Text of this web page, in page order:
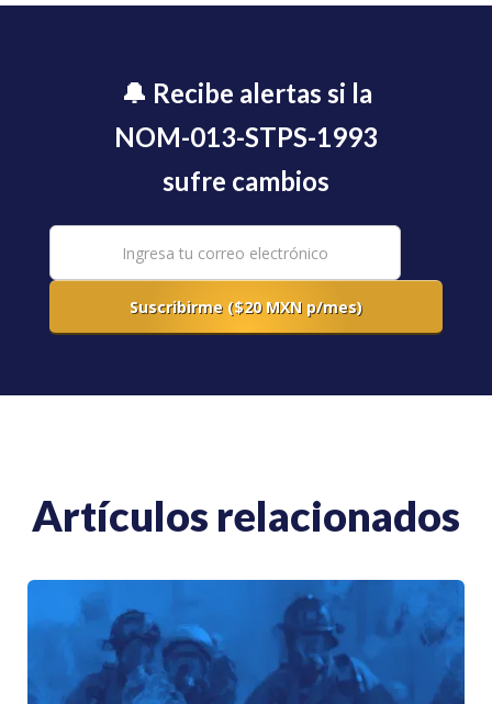
🔔 Recibe alertas si la
NOM-013-STPS-1993
sufre cambios
Artículos relacionados